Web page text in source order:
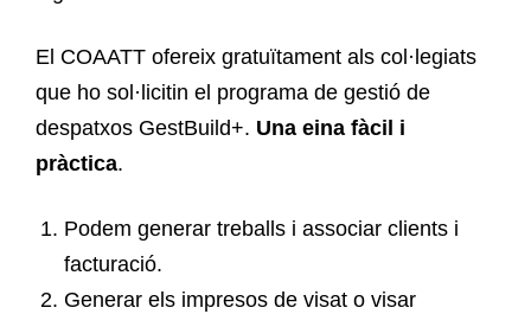
El COAATT ofereix gratuïtament als col·legiats
que ho sol·licitin el programa de gestió de
despatxos GestBuild+. Una eina fàcil i
pràctica.
Podem generar treballs i associar clients i
facturació.
Generar els impresos de visat o visar